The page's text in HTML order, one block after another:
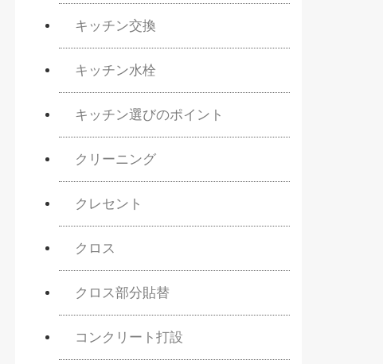
キッチン交換
キッチン水栓
キッチン選びのポイント
クリーニング
クレセント
クロス
クロス部分貼替
コンクリート打設